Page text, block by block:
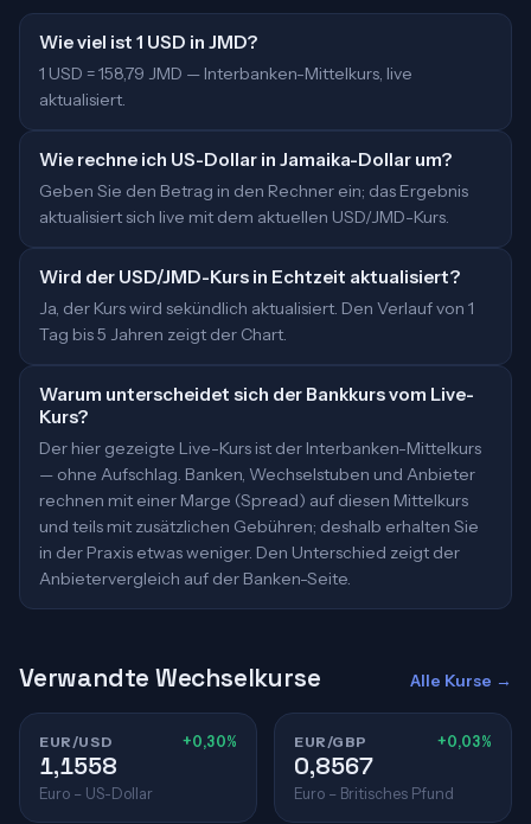
Wie viel ist 1 USD in JMD?
1 USD = 158,79 JMD — Interbanken-Mittelkurs, live
aktualisiert.
Wie rechne ich US-Dollar in Jamaika-Dollar um?
Geben Sie den Betrag in den Rechner ein; das Ergebnis
aktualisiert sich live mit dem aktuellen USD/JMD-Kurs.
Wird der USD/JMD-Kurs in Echtzeit aktualisiert?
Ja, der Kurs wird sekündlich aktualisiert. Den Verlauf von 1
Tag bis 5 Jahren zeigt der Chart.
Warum unterscheidet sich der Bankkurs vom Live-
Kurs?
Der hier gezeigte Live-Kurs ist der Interbanken-Mittelkurs
— ohne Aufschlag. Banken, Wechselstuben und Anbieter
rechnen mit einer Marge (Spread) auf diesen Mittelkurs
und teils mit zusätzlichen Gebühren; deshalb erhalten Sie
in der Praxis etwas weniger. Den Unterschied zeigt der
Anbietervergleich auf der Banken-Seite.
Verwandte Wechselkurse Alle Kurse →
EUR/USD +0,30%
1,1558
Euro – US-Dollar
EUR/GBP +0,03%
0,8567
Euro – Britisches Pfund